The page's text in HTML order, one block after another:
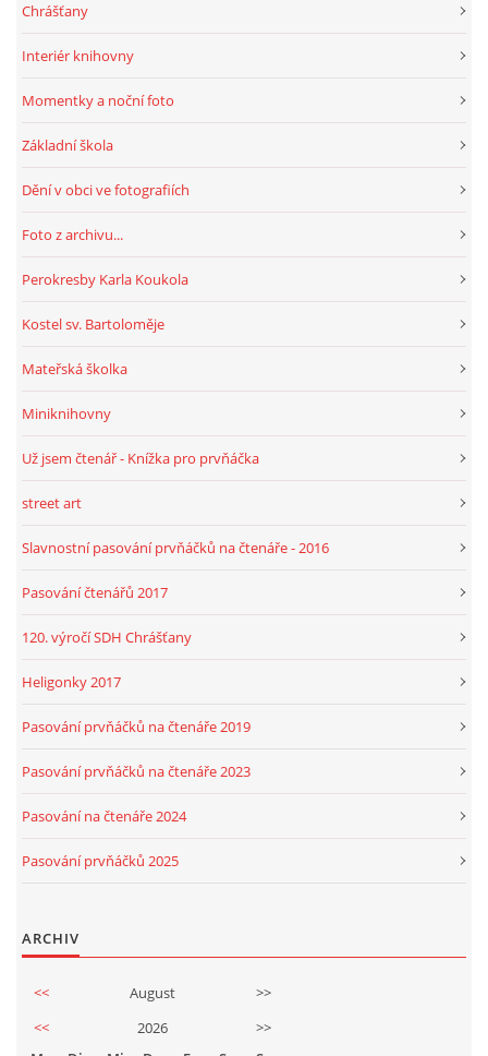
Chrášťany
Interiér knihovny
Momentky a noční foto
Základní škola
Dění v obci ve fotografiích
Foto z archivu...
Perokresby Karla Koukola
Kostel sv. Bartoloměje
Mateřská školka
Miniknihovny
Už jsem čtenář - Knížka pro prvňáčka
street art
Slavnostní pasování prvňáčků na čtenáře - 2016
Pasování čtenářů 2017
120. výročí SDH Chrášťany
Heligonky 2017
Pasování prvňáčků na čtenáře 2019
Pasování prvňáčků na čtenáře 2023
Pasování na čtenáře 2024
Pasování prvňáčků 2025
ARCHIV
<< August
>>
<<
2026
>>